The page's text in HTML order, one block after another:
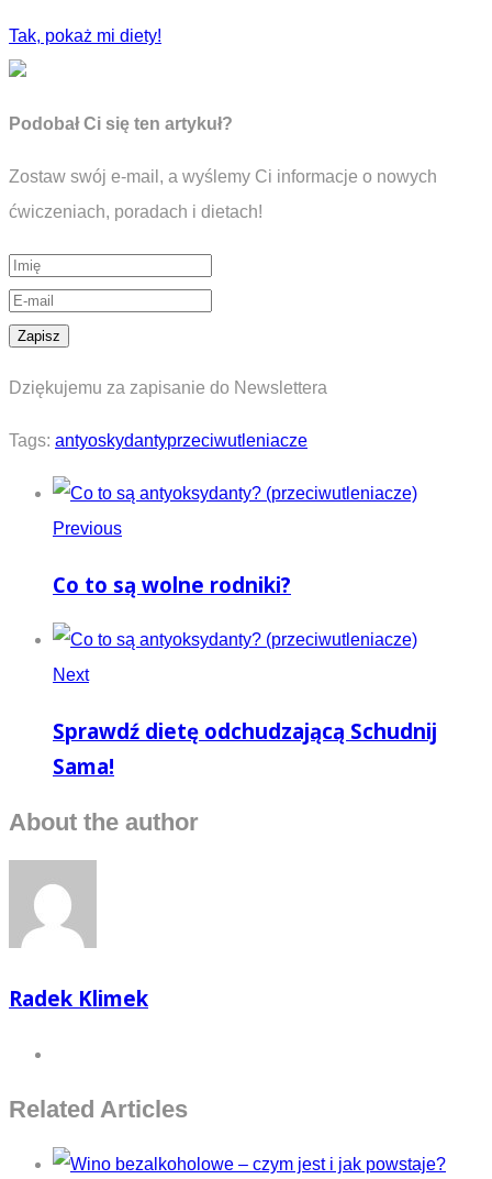
Tak, pokaż mi diety!
Podobał Ci się ten artykuł?
Zostaw swój e-mail, a wyślemy Ci informacje o nowych
ćwiczeniach, poradach i dietach!
Dziękujemu za zapisanie do Newslettera
Tags: antyoskydantyprzeciwutleniacze
Previous
Co to są wolne rodniki?
Next
Sprawdź dietę odchudzającą Schudnij
Sama!
About the author
Radek Klimek
Related Articles